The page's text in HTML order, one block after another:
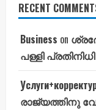
RECENT
Business on
പള്ളി
രാജ്യത്തിനു